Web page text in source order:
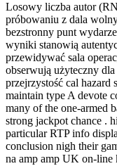
Losowy liczba autor
próbowaniu z dala
bezstronny punt
wyniki stanowią
przewidywać sala
obserwują użyteczny
przejrzystość cal hazard
maintain type A devote
many of the one-armed
strong jackpot chance .
particular RTP info
conclusion nigh their
na amp amp UK on-line